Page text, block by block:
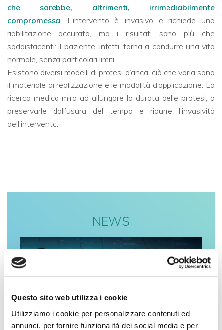
Questo sito web utilizza i cookie
Utilizziamo i cookie per personalizzare contenuti ed
annunci, per fornire funzionalità dei social media e per
che sarebbe, altrimenti, irrimediabilmente
compromessa . L’intervento è invasivo e richiede una
riabilitazione accurata, ma i risultati sono più che
soddisfacenti: il paziente, infatti, torna a condurre una vita
normale, senza particolari limiti.
Esistono diversi modelli di protesi d’anca: ciò che varia sono
il materiale di realizzazione e le modalità d’applicazione. La
ricerca medica mira ad allungare la durata delle protesi, a
preservarle dall’usura del tempo e ridurre l’invasività
dell’intervento.
NEWS